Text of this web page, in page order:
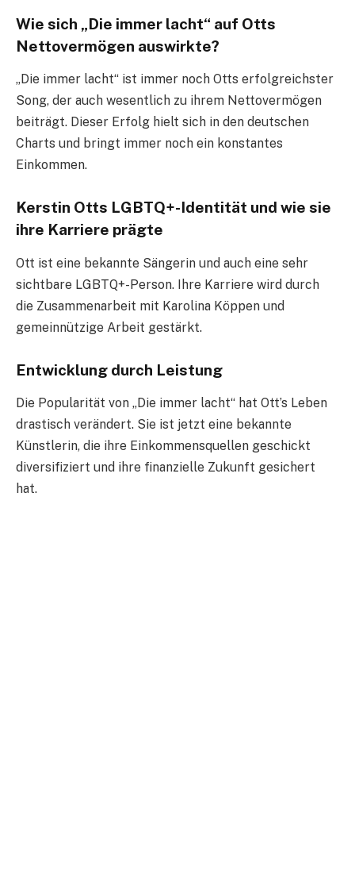
Wie sich „Die immer lacht“ auf Otts
Nettovermögen auswirkte?
„Die immer lacht“ ist immer noch Otts erfolgreichster
Song, der auch wesentlich zu ihrem Nettovermögen
beiträgt. Dieser Erfolg hielt sich in den deutschen
Charts und bringt immer noch ein konstantes
Einkommen.
Kerstin Otts LGBTQ+-Identität und wie sie
ihre Karriere prägte
Ott ist eine bekannte Sängerin und auch eine sehr
sichtbare LGBTQ+-Person. Ihre Karriere wird durch
die Zusammenarbeit mit Karolina Köppen und
gemeinnützige Arbeit gestärkt.
Entwicklung durch Leistung
Die Popularität von „Die immer lacht“ hat Ott’s Leben
drastisch verändert. Sie ist jetzt eine bekannte
Künstlerin, die ihre Einkommensquellen geschickt
diversifiziert und ihre finanzielle Zukunft gesichert
hat.